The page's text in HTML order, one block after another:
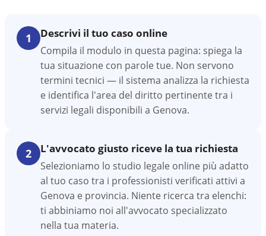
1 Descrivi il tuo caso online
Compila il modulo in questa pagina: spiega la
tua situazione con parole tue. Non servono
termini tecnici — il sistema analizza la richiesta
e identifica l'area del diritto pertinente tra i
servizi legali disponibili a Genova.
2 L'avvocato giusto riceve la tua richiesta
Selezioniamo lo studio legale online più adatto
al tuo caso tra i professionisti verificati attivi a
Genova e provincia. Niente ricerca tra elenchi:
ti abbiniamo noi all'avvocato specializzato
nella tua materia.